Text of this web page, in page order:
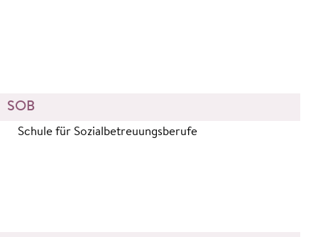
SOB
Schule für Sozialbetreuungsberufe